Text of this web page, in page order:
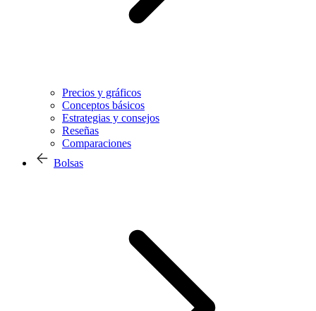
Precios y gráficos
Conceptos básicos
Estrategias y consejos
Reseñas
Comparaciones
Bolsas